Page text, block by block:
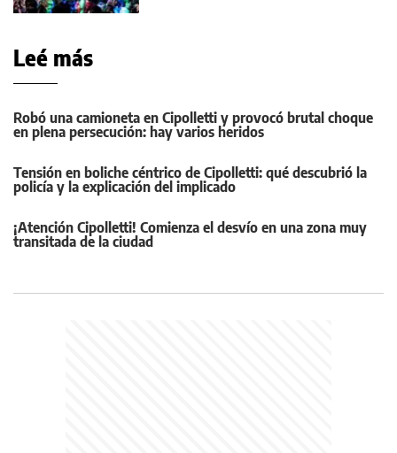
Leé más
Robó una camioneta en Cipolletti y provocó brutal choque
en plena persecución: hay varios heridos
Tensión en boliche céntrico de Cipolletti: qué descubrió la
policía y la explicación del implicado
¡Atención Cipolletti! Comienza el desvío en una zona muy
transitada de la ciudad